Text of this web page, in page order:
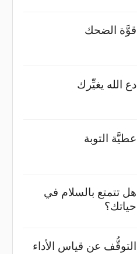
قوَّة الضحك
دع الله يغيِّرك
عطيَّة التوبة
هل تتمتع بالسلام في
حياتك؟
التوقُّف عن قياس الأداء